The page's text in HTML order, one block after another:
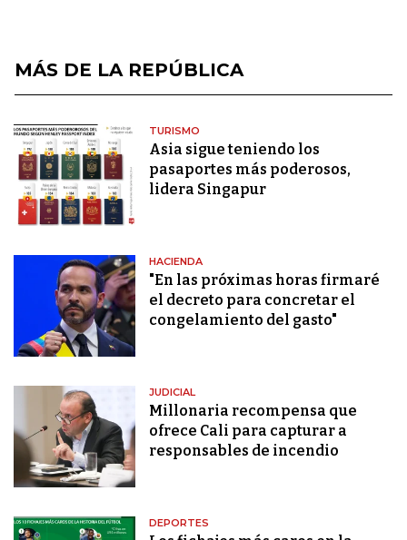
MÁS DE LA REPÚBLICA
TURISMO
Asia sigue teniendo los
pasaportes más poderosos,
lidera Singapur
HACIENDA
"En las próximas horas firmaré
el decreto para concretar el
congelamiento del gasto"
JUDICIAL
Millonaria recompensa que
ofrece Cali para capturar a
responsables de incendio
DEPORTES